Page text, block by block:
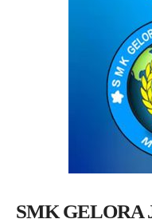
SMK GELORA